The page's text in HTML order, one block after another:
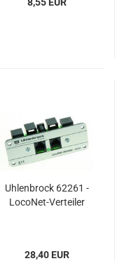
Uhlenbrock 62261 -
LocoNet-Verteiler
28,40 EUR